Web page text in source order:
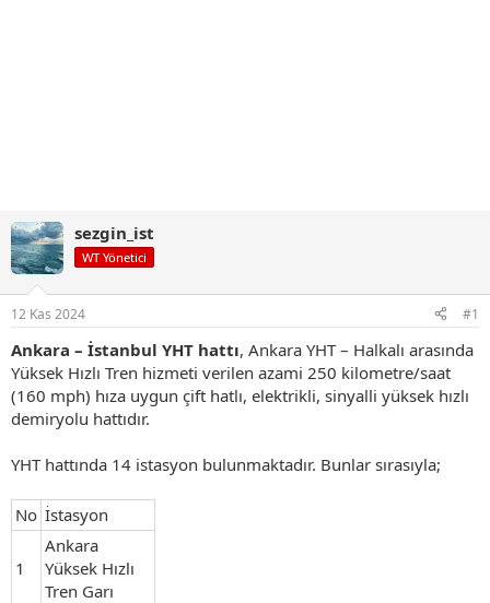
sezgin_ist
WT Yönetici
12 Kas 2024 #1
Ankara – İstanbul YHT hattı, Ankara YHT – Halkalı arasında
Yüksek Hızlı Tren hizmeti verilen azami 250 kilometre/saat
(160 mph) hıza uygun çift hatlı, elektrikli, sinyalli yüksek hızlı
demiryolu hattıdır.
YHT hattında 14 istasyon bulunmaktadır. Bunlar sırasıyla;
No İstasyon
1
Ankara
Yüksek Hızlı
Tren Garı